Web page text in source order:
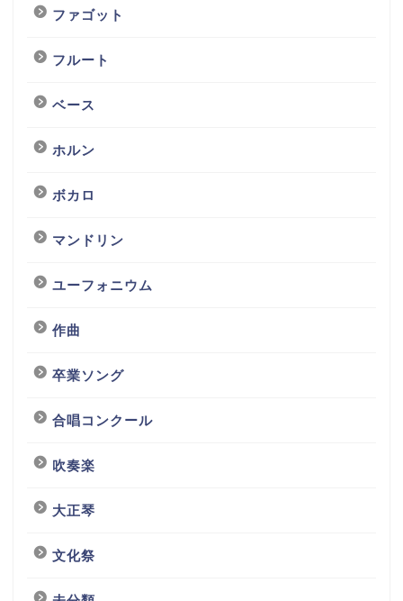
ファゴット
フルート
ベース
ホルン
ボカロ
マンドリン
ユーフォニウム
作曲
卒業ソング
合唱コンクール
吹奏楽
大正琴
文化祭